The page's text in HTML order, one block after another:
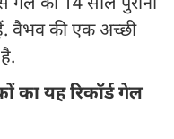
वैभव की एक अच्छी
यह रिकॉर्ड गेल